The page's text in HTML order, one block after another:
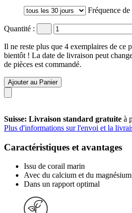
Fréquence
Quantité :
Il ne reste plus que 4 exemplaires de ce
bientôt ! La date de livraison peut
de pièces est commandé.
Ajouter au Panier
Suisse: Livraison standard gratuite à
Plus d'informations sur l'envoi et la
Caractéristiques et avantages
Issu de corail marin
Avec du calcium et du magnésium
Dans un rapport optimal